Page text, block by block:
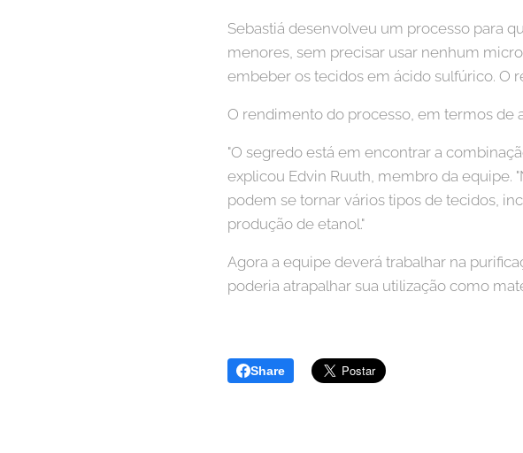
Sebastiá desenvolveu um processo para
menores, sem precisar usar nenhum
embeber os tecidos em ácido sulfúrico. O
O rendimento do processo, em termos de
"O segredo está em encontrar a
explicou Edvin Ruuth, membro da equipe.
podem se tornar vários tipos de tecidos,
produção de etanol."
Agora a equipe deverá trabalhar na
poderia atrapalhar sua utilização como
Share